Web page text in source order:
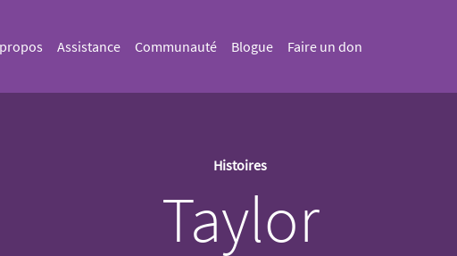
Assistance Communauté Blogue Faire un don
Histoires
Taylor